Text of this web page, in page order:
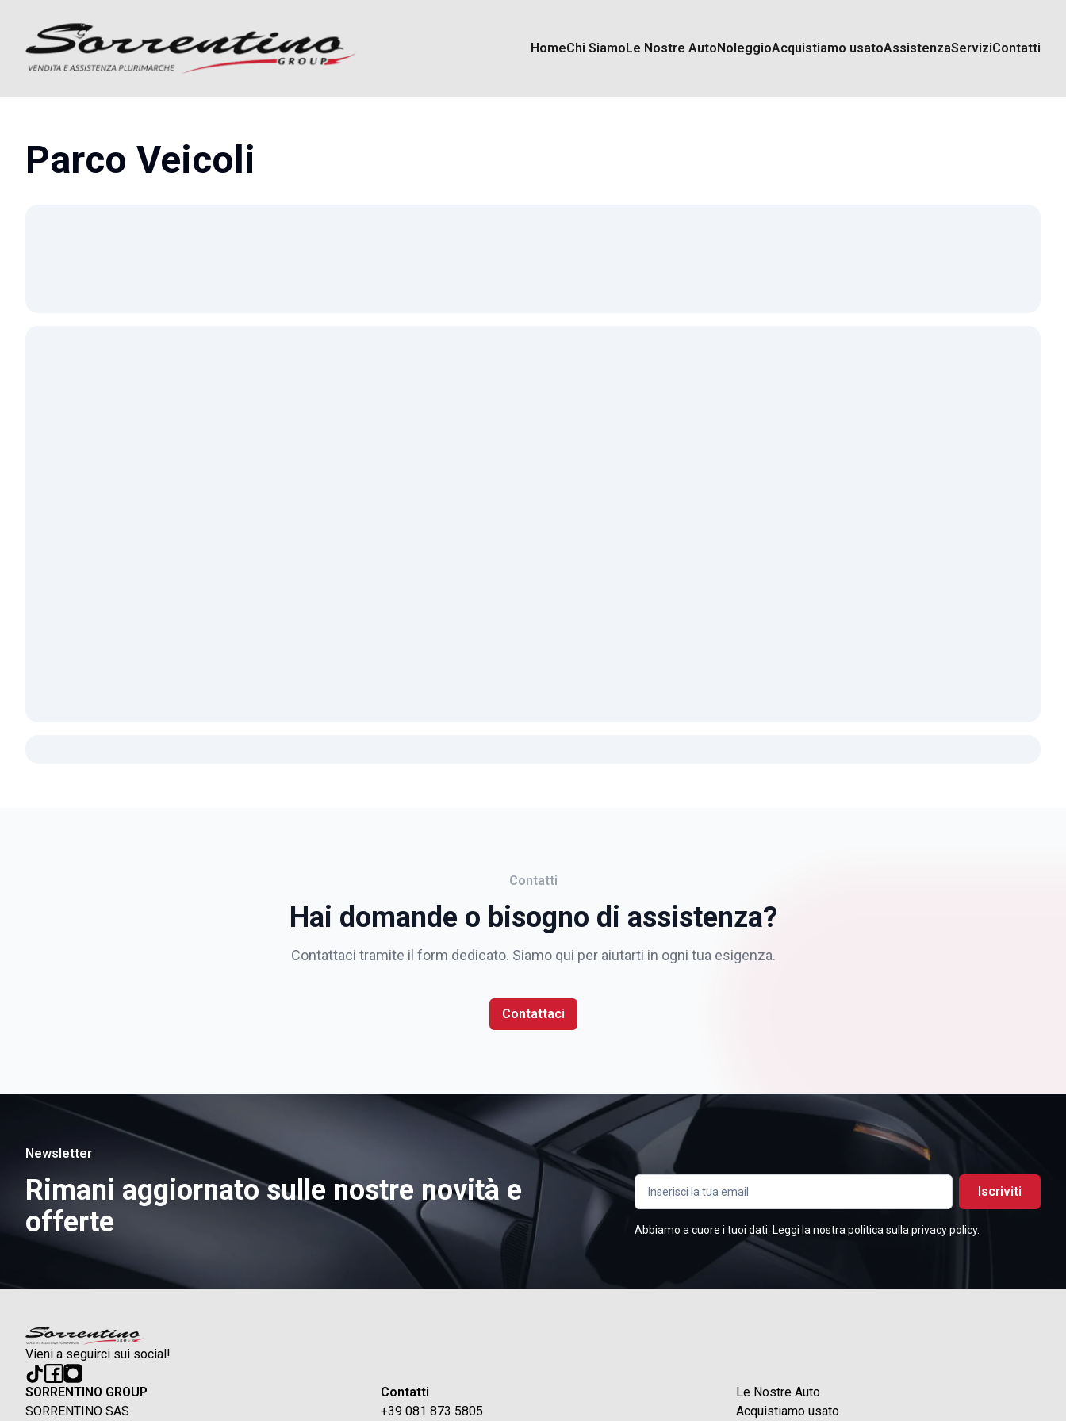
HomeChi SiamoLe Nostre AutoNoleggioAcquistiamo usatoAssistenzaServiziContatti
Parco Veicoli
Contatti
Hai domande o bisogno di assistenza?
Contattaci tramite il form dedicato. Siamo qui per aiutarti in ogni tua esigenza.
Contattaci
Newsletter
Rimani aggiornato sulle nostre novità e
offerte
Iscriviti
Abbiamo a cuore i tuoi dati. Leggi la nostra politica sulla privacy policy.
Vieni a seguirci sui social!
SORRENTINO GROUP
SORRENTINO SAS
Contatti
+39 081 873 5805
Le Nostre Auto
Acquistiamo usato